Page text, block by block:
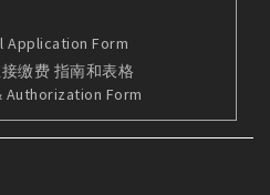
Application Form
缴费 指南和表格
Authorization Form